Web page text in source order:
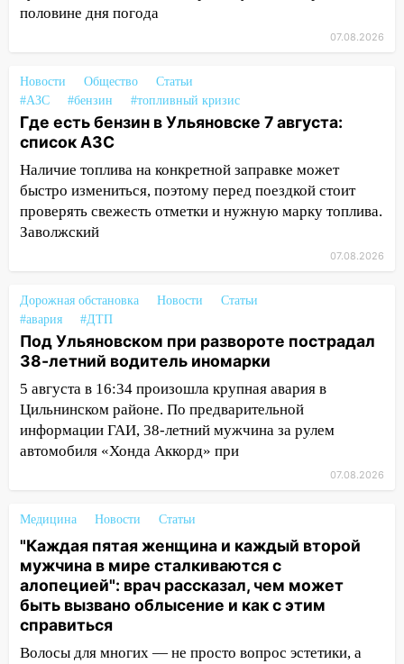
Ульяновец хотел купить иномарку
12:20
В Чердаклинском районе
столкнулись «Лада» и Chevrolet:
пострадал 14-летний подросток
августа: список АЗС
11:50 Заснул рядом с ребёнком и
случайно задушил его: суд вынес
полностью уничтожил дачный дом и
сарай
11:38 В Госдуме предложили отменить
11:25 В Ульяновске ИИ будет выявлять
нарушителей на контейнерных
площадках
золота в составе сборной мира
11:16 В Ульяновске открыли памятную
доску декабристу Кондратию Рылееву
10:40 В Ульяновске спасатели ночью
нашли потерявшегося в заброшенных
садах 79-летнего мужчину
половине дня погода
07.08.2026
Новости Общество
Статьи
#АЗС
#бензин #топливный кризис
Где есть бензин в Ульяновске 7 августа:
список АЗС
Наличие топлива на конкретной заправке может
быстро измениться, поэтому перед поездкой стоит
проверять свежесть отметки и нужную марку топлива.
Заволжский
07.08.2026
Дорожная обстановка Новости
Статьи
#авария
#ДТП
Под Ульяновском при развороте пострадал
38-летний водитель иномарки
5 августа в 16:34 произошла крупная авария в
Цильнинском районе. По предварительной
информации ГАИ, 38-летний мужчина за рулем
автомобиля «Хонда Аккорд» при
07.08.2026
Медицина Новости Статьи
"Каждая пятая женщина и каждый второй
мужчина в мире сталкиваются с
алопецией": врач рассказал, чем может
быть вызвано облысение и как с этим
справиться
Волосы для многих — не просто вопрос эстетики, а